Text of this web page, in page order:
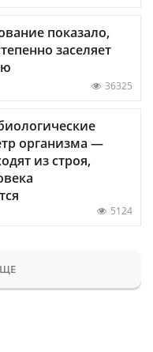
показало,
заселяет
36325
организма —
из строя,
5124